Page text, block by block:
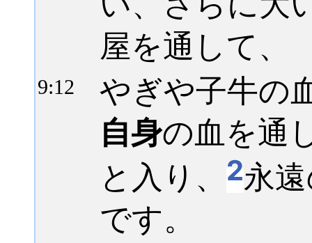
屋を通して、
9:12
やぎや子牛の
自身の血を通
と入り、
2永
です。